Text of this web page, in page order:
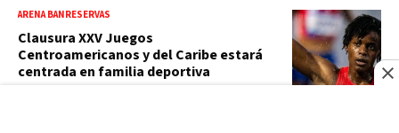
ARENA BANRESERVAS
Clausura XXV Juegos
Centroamericanos y del Caribe estará
centrada en familia deportiva